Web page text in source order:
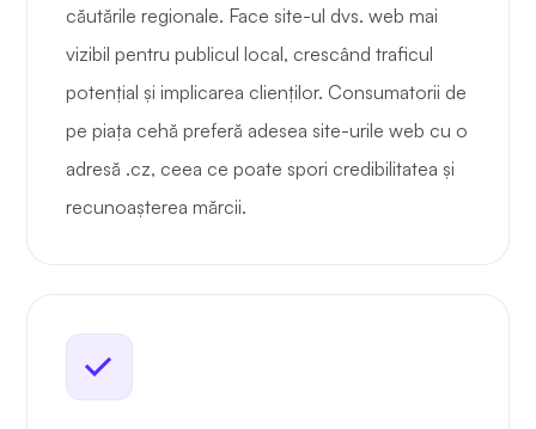
căutările regionale. Face site-ul dvs. web mai
vizibil pentru publicul local, crescând traficul
potențial și implicarea clienților. Consumatorii de
pe piața cehă preferă adesea site-urile web cu o
adresă .cz, ceea ce poate spori credibilitatea și
recunoașterea mărcii.